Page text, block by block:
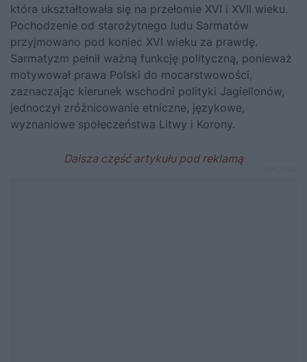
która ukształtowała się na przełomie XVI i XVII wieku.
Pochodzenie od starożytnego ludu Sarmatów
przyjmowano pod koniec XVI wieku za prawdę.
Sarmatyzm pełnił ważną funkcję polityczną, ponieważ
motywował prawa Polski do mocarstwowości,
zaznaczając kierunek wschodni polityki Jagiellonów,
jednoczył zróżnicowanie etniczne, językowe,
wyznaniowe społeczeństwa Litwy i Korony.